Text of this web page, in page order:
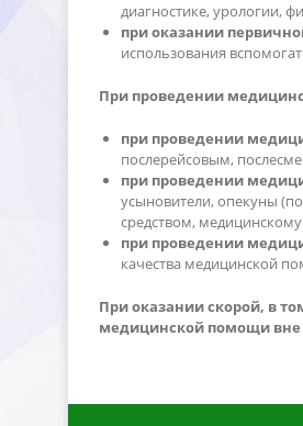
диагностике, урологии,
при оказании
использования
При проведении
при проведении
послерейсовым,
при проведении
усыновители, опекуны
средством,
при проведении
качества медицинской
При оказании скорой, в
медицинской помощи вне